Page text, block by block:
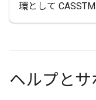
環として
ヘルプとサ